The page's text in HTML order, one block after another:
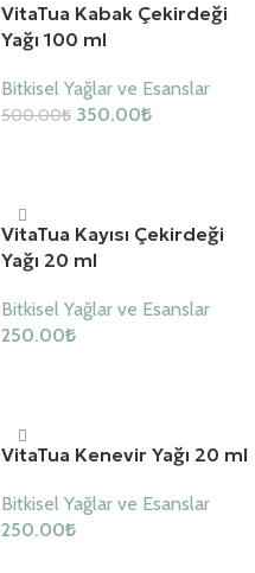
VitaTua Kabak Çekirdeği
Yağı 100 ml
Bitkisel Yağlar ve Esanslar
500.00₺ 350.00₺
VitaTua Kayısı Çekirdeği
Yağı 20 ml
Bitkisel Yağlar ve Esanslar
250.00₺
VitaTua Kenevir Yağı 20 ml
Bitkisel Yağlar ve Esanslar
250.00₺